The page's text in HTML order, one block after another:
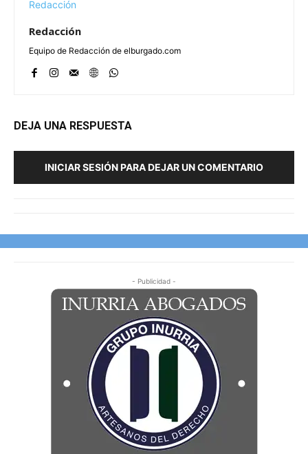
Redacción
Equipo de Redacción de elburgado.com
DEJA UNA RESPUESTA
INICIAR SESIÓN PARA DEJAR UN COMENTARIO
- Publicidad -